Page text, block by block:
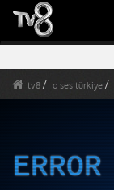
tv8 o ses türkiye
ERROR